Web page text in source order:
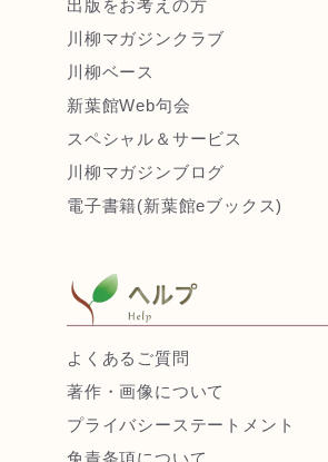
出版をお考えの方
川柳マガジンクラブ
川柳ベース
新葉館Web句会
スペシャル＆サービス
川柳マガジンブログ
電子書籍(新葉館eブックス)
よくあるご質問
著作・画像について
プライバシーステートメント
免責条項について